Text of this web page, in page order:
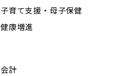
子育て支援・母子保健
健康増進
会計